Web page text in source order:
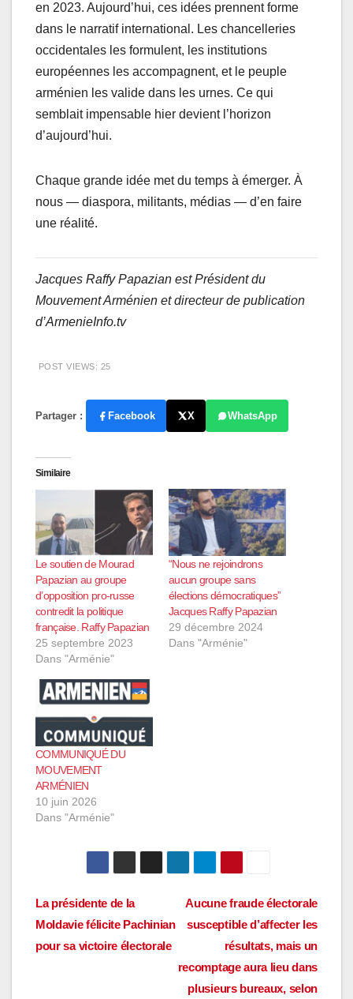
en 2023. Aujourd’hui, ces idées prennent forme
dans le narratif international. Les chancelleries
occidentales les formulent, les institutions
européennes les accompagnent, et le peuple
arménien les valide dans les urnes. Ce qui
semblait impensable hier devient l’horizon
d’aujourd’hui.
Chaque grande idée met du temps à émerger. À
nous — diaspora, militants, médias — d’en faire
une réalité.
Jacques Raffy Papazian est Président du
Mouvement Arménien et directeur de publication
d’ArmenieInfo.tv
POST VIEWS: 25
Partager : Facebook X WhatsApp
Similaire
Le soutien de Mourad
Papazian au groupe
d’opposition pro-russe
contredit la politique
française. Raffy Papazian
25 septembre 2023
Dans "Arménie"
“Nous ne rejoindrons
aucun groupe sans
élections démocratiques”
Jacques Raffy Papazian
29 décembre 2024
Dans "Arménie"
COMMUNIQUÉ DU
MOUVEMENT
ARMÉNIEN
10 juin 2026
Dans "Arménie"
Navigation
de
Aucune fraude électorale
susceptible d’affecter les
résultats, mais un
recomptage aura lieu dans
plusieurs bureaux, selon
La présidente de la
Moldavie félicite Pachinian
pour sa victoire électorale